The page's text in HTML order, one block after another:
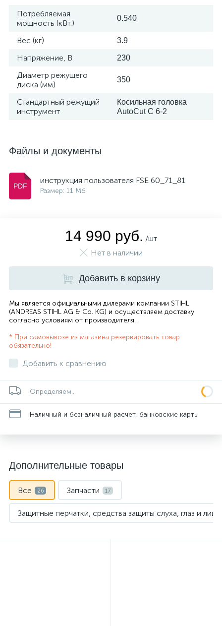
Потребляемая
мощность (кВт.)
0.540
Вес (кг) 3.9
Напряжение, В 230
Диаметр режущего
диска (мм)
350
Стандартный режущий
инструмент
Косильная головка
AutoCut C 6-2
Файлы и документы
инструкция пользователя FSE 60_71_81
Размер: 11 Мб
14 990 руб. /шт
Нет в наличии
Добавить в корзину
Мы является официальными дилерами компании STIHL
(ANDREAS STIHL AG & Co. KG) и осуществляем доставку
согласно условиям от производителя.
* При самовывозе из магазина резервировать товар
обязательно!
Добавить к сравнению
Определяем...
Наличный и безналичный расчет, банковские карты
Дополнительные товары
Все 26 Запчасти 17
Защитные перчатки, средства защиты слуха, глаз и лица